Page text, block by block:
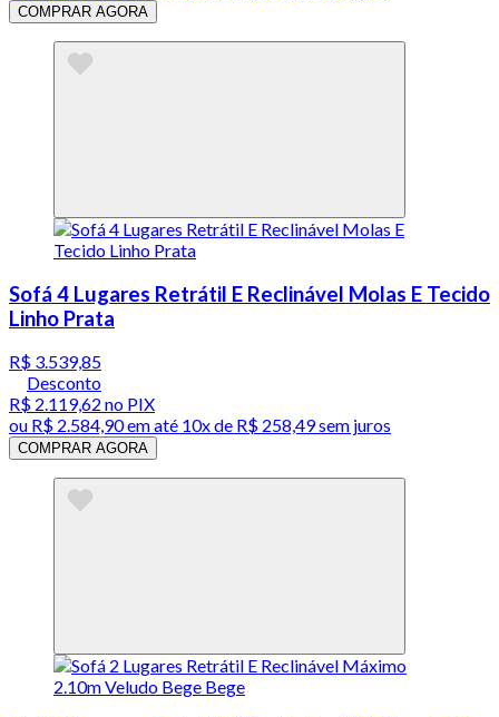
COMPRAR AGORA
Sofá 4 Lugares Retrátil E Reclinável Molas E Tecido
Linho Prata
R$ 3.539,85
Desconto
R$ 2.119,62 no PIX
ou R$ 2.584,90em até 10x de R$ 258,49 sem juros
COMPRAR AGORA